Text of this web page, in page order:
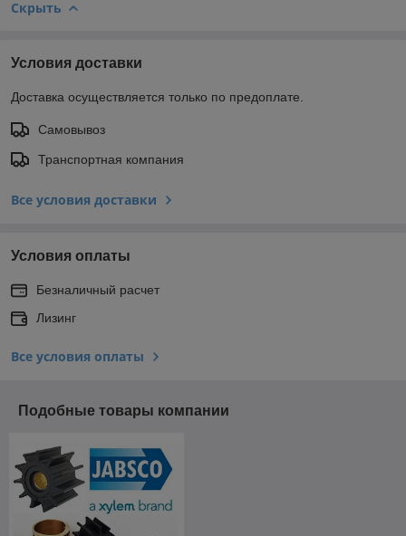
Скрыть
Условия доставки
Доставка осуществляется только по предоплате.
Самовывоз
Транспортная компания
Все условия доставки
Условия оплаты
Безналичный расчет
Лизинг
Все условия оплаты
Подобные товары компании